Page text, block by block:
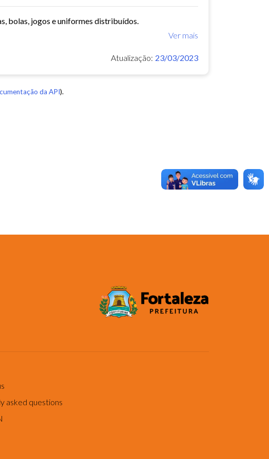
bolas, jogos e uniformes distribuídos.
Ver mais
Atualização: 23/03/2023
da API).
asked questions